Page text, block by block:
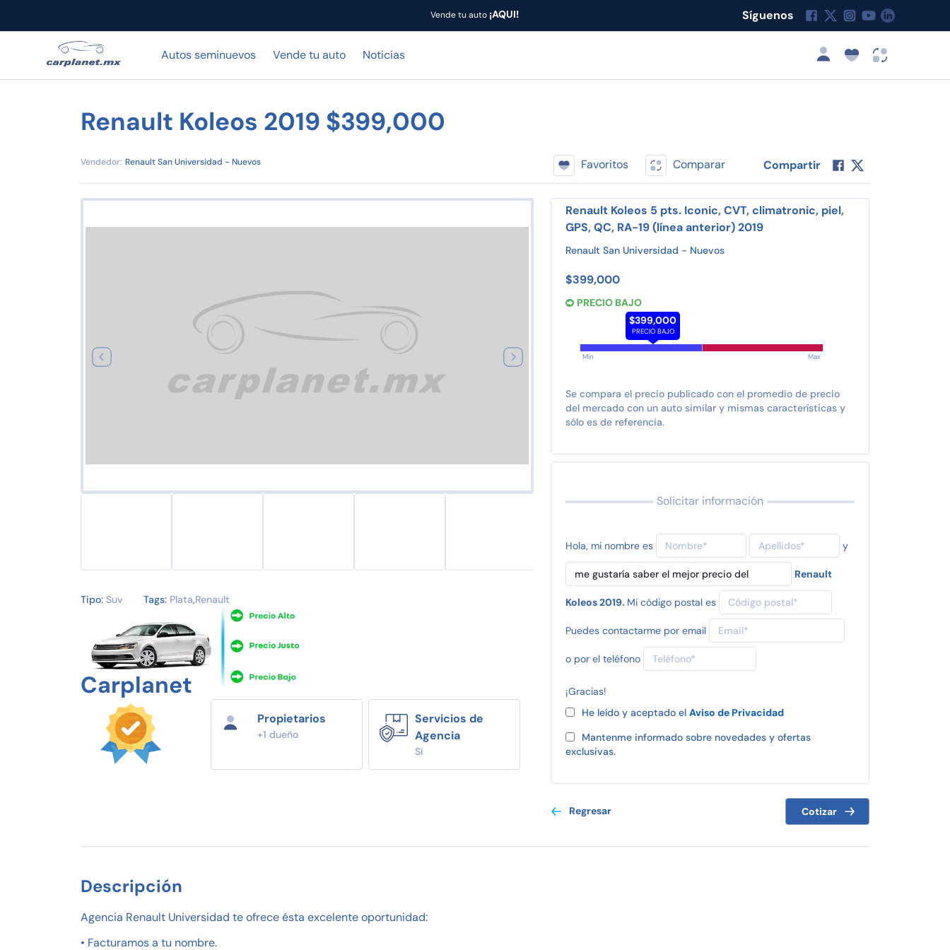
Vende tu auto¡AQUI! Síguenos
Autos seminuevos Vende tu auto Noticias
Renault Koleos 2019 $399,000
Vendedor: Renault San Universidad - Nuevos Favoritos Comparar Compartir
Tipo: Suv Tags: Plata,Renault
Carplanet
Propietarios
+1 dueño
Servicios de
Agencia
Si
Renault Koleos 5 pts. Iconic, CVT, climatronic, piel,
GPS, QC, RA-19 (línea anterior) 2019
Renault San Universidad - Nuevos
$399,000
PRECIO BAJO
$399,000
PRECIO BAJO
Min Max
Se compara el precio publicado con el promedio de precio
del mercado con un auto similar y mismas características y
sólo es de referencia.
Solicitar información
Hola, mi nombre es y
Renault
Koleos 2019. Mi código postal es
Puedes contactarme por email
o por el teléfono
¡Gracias!
He leído y aceptado el Aviso de Privacidad
Mantenme informado sobre novedades y ofertas
exclusivas.
Regresar Cotizar
Descripción
Agencia Renault Universidad te ofrece ésta excelente oportunidad:
• Facturamos a tu nombre.